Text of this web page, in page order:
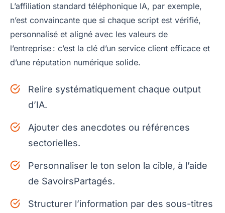
L’affiliation standard téléphonique IA, par exemple,
n’est convaincante que si chaque script est vérifié,
personnalisé et aligné avec les valeurs de
l’entreprise : c’est la clé d’un service client efficace et
d’une réputation numérique solide.
Relire systématiquement chaque output
d’IA.
Ajouter des anecdotes ou références
sectorielles.
Personnaliser le ton selon la cible, à l’aide
de SavoirsPartagés.
Structurer l’information par des sous-titres